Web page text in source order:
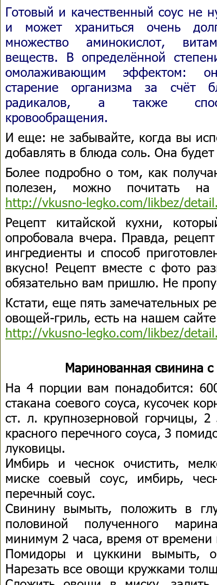
Готовый и качественный соус не
и может храниться очень
множество аминокислот,
веществ. В определённой
омолаживающим эффектом:
старение организма за счёт
радикалов, а также
кровообращения.
И еще: не забывайте, когда вы
добавлять в блюда соль. Она
Более подробно о том, как
полезен, можно почитать
http://vkusno-legko.com/likbez/
Рецепт китайской кухни,
опробовала вчера. Правда,
ингредиенты и способ
вкусно! Рецепт вместе с фото
обязательно вам пришлю. Не
Кстати, еще пять замечательных
овощей-гриль, есть на нашем
http://vkusno-legko.com/likbez/
Маринованная свинина
На 4 порции вам понадобится:
стакана соевого соуса, кусочек
ст. л. крупнозерновой горчицы,
красного перечного соуса, 3
луковицы.
Имбирь и чеснок очистить,
миске соевый соус, имбирь,
перечный соус.
Свинину вымыть, положить в
половиной полученного
минимум 2 часа, время от времени
Помидоры и цуккини вымыть,
Нарезать все овощи кружками